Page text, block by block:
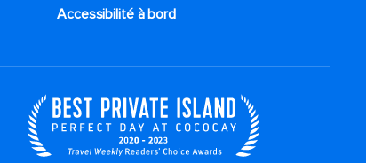
Accessibilité à bord​